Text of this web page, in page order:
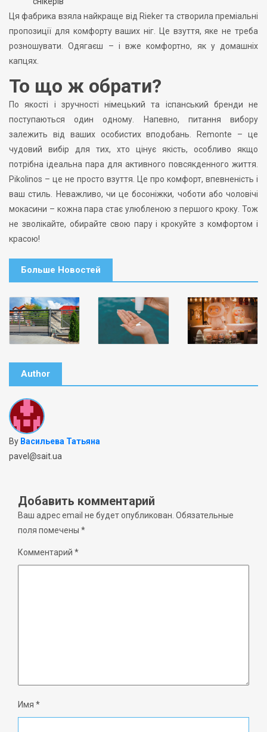
Ця фабрика взяла найкраще від Rieker та створила преміальні
пропозиції для комфорту ваших ніг. Це взуття, яке не треба
розношувати. Одягаєш – і вже комфортно, як у домашніх
капцях.
То що ж обрати?
По якості і зручності німецький та іспанський бренди не
поступаються один одному. Напевно, питання вибору
залежить від ваших особистих вподобань. Remonte – це
чудовий вибір для тих, хто цінує якість, особливо якщо
потрібна ідеальна пара для активного повсякденного життя.
Pikolinos – це не просто взуття. Це про комфорт, впевненість і
ваш стиль. Неважливо, чи це босоніжки, чоботи або чоловічі
мокасини – кожна пара стає улюбленою з першого кроку. Тож
не зволікайте, обирайте свою пару і крокуйте з комфортом і
красою!
Больше Новостей
Author
By Васильева Татьяна
pavel@sait.ua
Добавить комментарий
Ваш адрес email не будет опубликован. Обязательные
поля помечены *
Комментарий *
Имя *